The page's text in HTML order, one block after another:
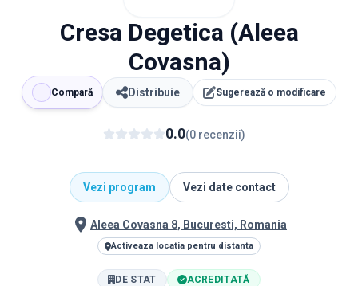
Cresa Degetica (Aleea
Covasna)
Compară Distribuie Sugerează o modificare
0.0(0 recenzii)
Vezi program Vezi date contact
Aleea Covasna 8, Bucuresti, Romania
Activeaza locatia pentru distanta
DE STAT ACREDITATĂ